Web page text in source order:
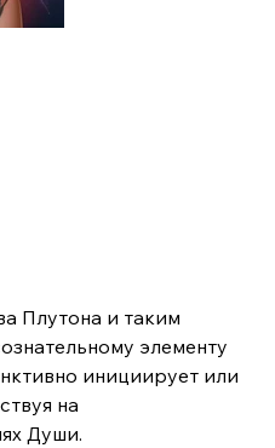
Плутона и таким
элементу
инициирует или
на
Души.